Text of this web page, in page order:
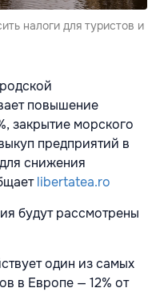
налоги для туристов и
повышение
закрытие морского
предприятий в
снижения
libertatea.ro
будут рассмотрены
один из самых
в Европе — 12% от